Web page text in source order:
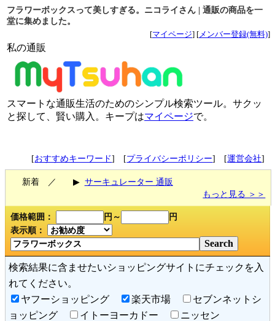
フラワーボックスって美しすぎる。ニコライさん | 通販の商品を一
堂に集めました。
[マイページ] [メンバー登録(無料)]
私の通販
スマートな通販生活のためのシンプル検索ツール。サクッ
と探して、賢い購入。キープはマイページで。
[おすすめキーワード] [プライバシーポリシー] [運営会社]
新着 ／ ▶ サーキュレーター 通販
もっと見る ＞＞
価格範囲： 円～
円
表示順：
検索結果に含ませたいショッピングサイトにチェックを入
れてください。
ヤフーショッピング
楽天市場
セブンネットシ
ョッピング
イトーヨーカドー ニッセン